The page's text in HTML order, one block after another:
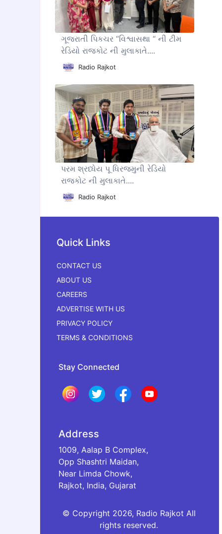
ગૂજરાતી પિકચર “વિશ્વાસથા “ ની ટીમ
રેડિયો રાજકોટ ની મુલાકાતે....
Radio Rajkot
પરમ શ્રધ્ધેય પૂ ધિરજમુની રેડિયો
રાજકોટ ની મુલાકાતે....
Radio Rajkot
Quick Links
CONTACT US
ABOUT US
CAREERS
ADVERTISE WITH US
PRIVACY POLICY
TERMS & CONDITIONS
Stay Connected
Address
1009, Aalap B Complex,
Opp Shashtri Maidan,
Near Limda Chowk,
Rajkot, India, Gujarat
© Copyright 2026, Radio Rajkot All
rights reserved.